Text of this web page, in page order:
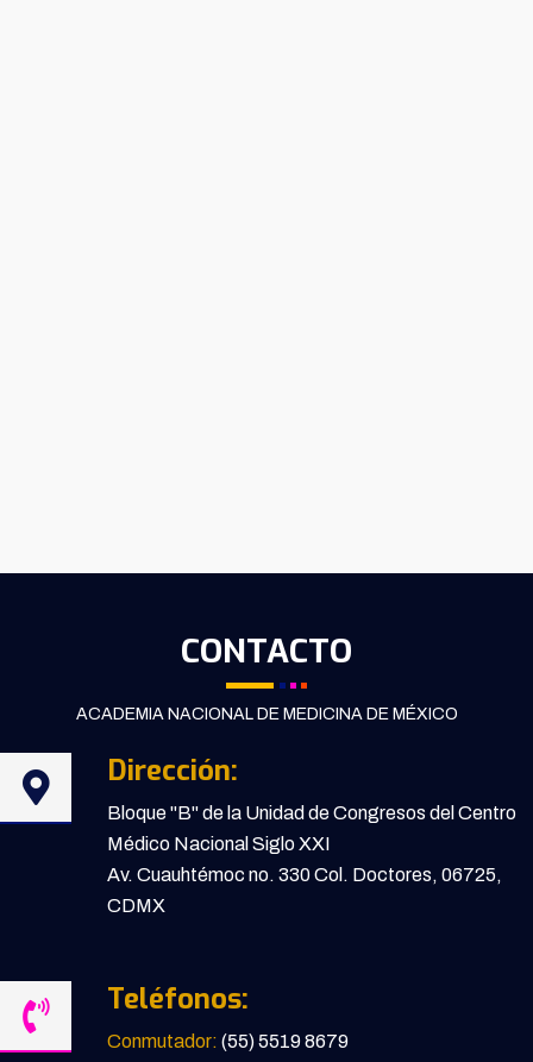
CONTACTO
ACADEMIA NACIONAL DE MEDICINA DE MÉXICO
Dirección:
Bloque "B" de la Unidad de Congresos del Centro
Médico Nacional Siglo XXI
Av. Cuauhtémoc no. 330 Col. Doctores, 06725,
CDMX
Teléfonos:
Conmutador: (55) 5519 8679